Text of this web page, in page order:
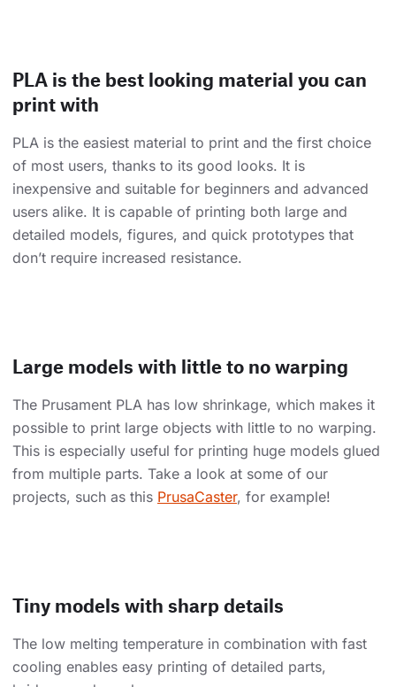
PLA is the best looking material you can
print with
PLA is the easiest material to print and the first choice
of most users, thanks to its good looks. It is
inexpensive and suitable for beginners and advanced
users alike. It is capable of printing both large and
detailed models, figures, and quick prototypes that
don’t require increased resistance.
Large models with little to no warping
The Prusament PLA has low shrinkage, which makes it
possible to print large objects with little to no warping.
This is especially useful for printing huge models glued
from multiple parts. Take a look at some of our
projects, such as this PrusaCaster, for example!
Tiny models with sharp details
The low melting temperature in combination with fast
cooling enables easy printing of detailed parts,